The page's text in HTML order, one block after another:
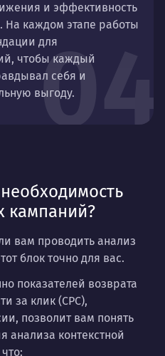
04
и эффективность
На каждом этапе работы
для
чтобы каждый
себя и
выгоду.
кампаний?
вам проводить анализ
блок точно для вас.
показателей возврата
за клик (CPC),
позволит вам понять
анализа контекстной